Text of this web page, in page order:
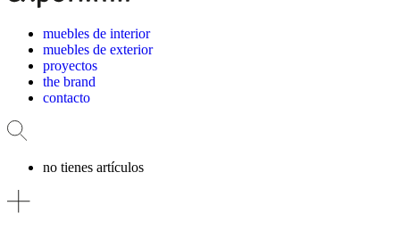
muebles de interior
muebles de exterior
proyectos
the brand
contacto
no tienes artículos